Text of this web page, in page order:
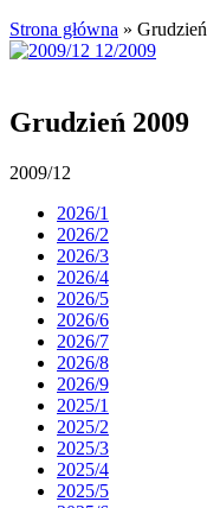
Strona główna » Grudzień
Grudzień 2009
2009/12
2026/1
2026/2
2026/3
2026/4
2026/5
2026/6
2026/7
2026/8
2026/9
2025/1
2025/2
2025/3
2025/4
2025/5